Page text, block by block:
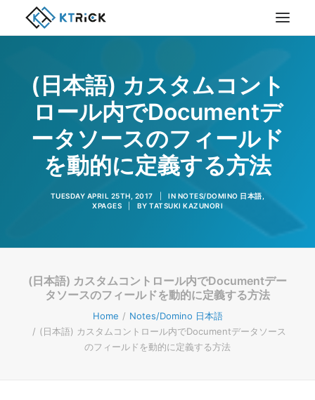
(日本語) カスタムコント
ロール内でDocumentデ
ータソースのフィールド
を動的に定義する方法
TUESDAY APRIL 25TH, 2017 IN NOTES/DOMINO 日本語
XPAGES
BY TATSUKI KAZUNORI
(日本語) カスタムコントロール内でDocumentデー
タソースのフィールドを動的に定義する方法
Home
Notes/Domino 日本語
(日本語) カスタムコントロール内でDocumentデータソース
のフィールドを動的に定義する方法